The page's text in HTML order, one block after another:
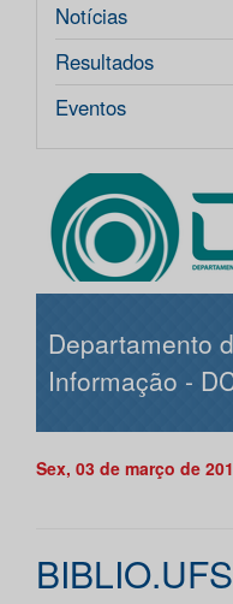
Notícias
Resultados
Eventos
Departamento
Informação -
Sex, 03 de março de